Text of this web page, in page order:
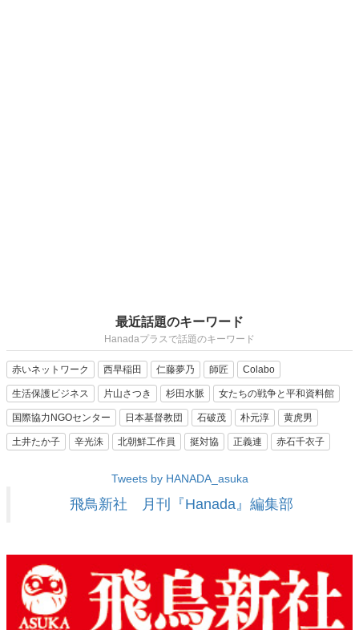
最近話題のキーワード
Hanadaプラスで話題のキーワード
赤いネットワーク 西早稲田 仁藤夢乃 師匠 Colabo
生活保護ビジネス 片山さつき 杉田水脈 女たちの戦争と平和資料館
国際協力NGOセンター 日本基督教団 石破茂 朴元淳 黄虎男
土井たか子 辛光洙 北朝鮮工作員 挺対協 正義連 赤石千衣子
Tweets by HANADA_asuka
飛鳥新社 月刊『Hanada』編集部